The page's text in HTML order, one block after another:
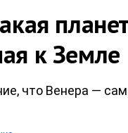
к Земле
что Венера —